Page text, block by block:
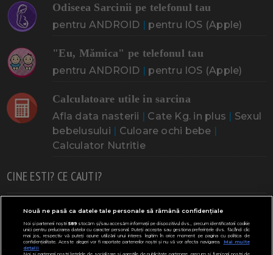
Odiseea Sarcinii pe telefonul tau
pentru ANDROID | pentru IOS (Apple)
"Eu, Mămica" pe telefonul tau
pentru ANDROID | pentru IOS (Apple)
Calculatoare utile in sarcina
Afla data nasterii | Cate Kg. in plus | Sexul
bebelusului | Culoare ochi bebe |
Calculator Nutritie
CINE ESTI? CE CAUTI?
Doresc un copil Adoptia Probleme cu sarcina
Urmeaza sa nasc Probleme alaptare Bebe plange
Bebe febra Caut bona Cresa, Gradinta
Nouă ne pasă ca datele tale personale să rămână confidențiale
Noi și partenerii noștri589stocăm și/sau accesăm informații pe dispozitivul dvs., precum identificatorii cookie
unici pentru prelucrarea datelor cu caracter personal. Puteți accepta sau gestiona preferințele dvs. făcând clic
mai jos, respectiv vă puteți opune utilizării unui interes legitim în orice moment pe pagina cu politica de
confidențialitate. Aceste alegeri vor fi raportate partenerilor noștri și nu vă vor afecta navigarea.
Mai multe
detalii